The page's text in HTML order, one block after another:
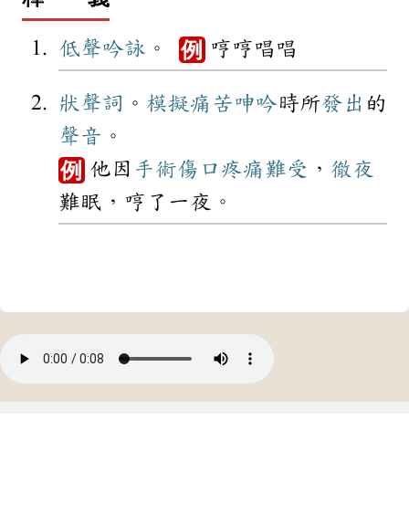
低聲吟詠 。 例 哼哼唱唱
狀聲詞 。 模擬痛苦呻吟時所發出 的
聲音 。
例 他因 手術傷口 疼痛 難受 ， 徹夜
難眠，哼了一夜。